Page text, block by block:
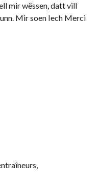
mir wëssen, datt vill
Mir soen Iech Merci